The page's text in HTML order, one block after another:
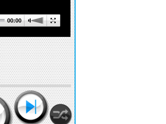
00:00